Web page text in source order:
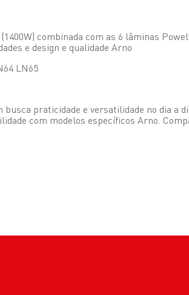
combinada com as 6 lâminas
e design e qualidade Arno
LN65
praticidade e versatilidade no dia a
com modelos específicos Arno.